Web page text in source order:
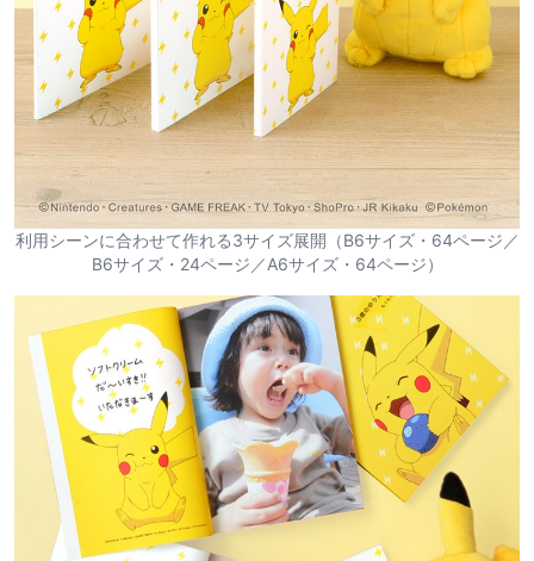
利用シーンに合わせて作れる3サイズ展開（B6サイズ・64ページ／
B6サイズ・24ページ／A6サイズ・64ページ）